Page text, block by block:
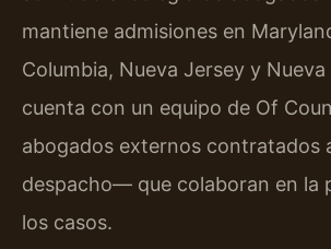
mantiene admisiones en
Columbia, Nueva Jersey y
cuenta con un equipo de Of
abogados externos contratados
despacho— que colaboran en la
los casos.